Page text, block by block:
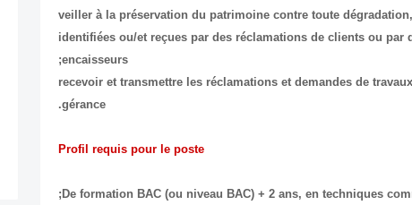
- veiller à la préservation du patrimoine contre toute
identifiées ou/et reçues par des réclamations de clients ou par
encaisseurs;
- recevoir et transmettre les réclamations et demandes de
gérance.
Profil requis pour le poste